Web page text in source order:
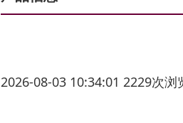
2026-08-03 10:34:01 2229次浏